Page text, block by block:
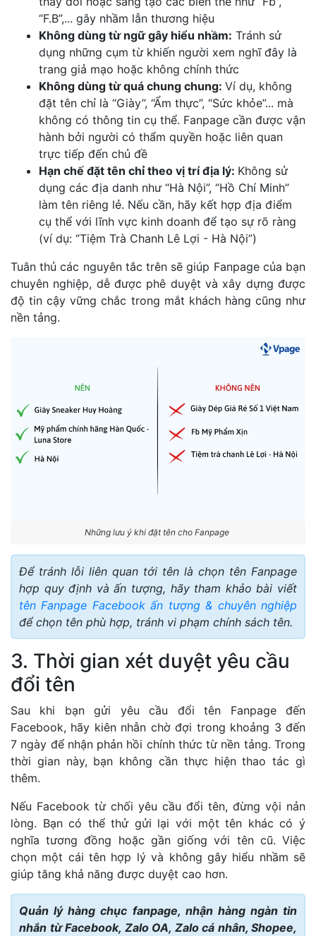
“F.B”,... gây nhầm lẫn thương hiệu
Không dùng từ ngữ gây hiểu nhầm: Tránh sử
dụng những cụm từ khiến người xem nghĩ đây là
trang giả mạo hoặc không chính thức
Không dùng từ quá chung chung: Ví dụ, không
đặt tên chỉ là “Giày”, “Ẩm thực”, “Sức khỏe”... mà
không có thông tin cụ thể. Fanpage cần được vận
hành bởi người có thẩm quyền hoặc liên quan
trực tiếp đến chủ đề
Hạn chế đặt tên chỉ theo vị trí địa lý: Không sử
dụng các địa danh như “Hà Nội”, “Hồ Chí Minh”
làm tên riêng lẻ. Nếu cần, hãy kết hợp địa điểm
cụ thể với lĩnh vực kinh doanh để tạo sự rõ ràng
(ví dụ: “Tiệm Trà Chanh Lê Lợi - Hà Nội”)
Tuân thủ các nguyên tắc trên sẽ giúp Fanpage của bạn
chuyên nghiệp, dễ được phê duyệt và xây dựng được
độ tin cậy vững chắc trong mắt khách hàng cũng như
nền tảng.
Những lưu ý khi đặt tên cho Fanpage
Để tránh lỗi liên quan tới tên là chọn tên Fanpage
hợp quy định và ấn tượng, hãy tham khảo bài viết
tên Fanpage Facebook ấn tượng & chuyên nghiệp
để chọn tên phù hợp, tránh vi phạm chính sách tên.
3. Thời gian xét duyệt yêu cầu
đổi tên
Sau khi bạn gửi yêu cầu đổi tên Fanpage đến
Facebook, hãy kiên nhẫn chờ đợi trong khoảng 3 đến
7 ngày để nhận phản hồi chính thức từ nền tảng. Trong
thời gian này, bạn không cần thực hiện thao tác gì
thêm.
Nếu Facebook từ chối yêu cầu đổi tên, đừng vội nản
lòng. Bạn có thể thử gửi lại với một tên khác có ý
nghĩa tương đồng hoặc gần giống với tên cũ. Việc
chọn một cái tên hợp lý và không gây hiểu nhầm sẽ
giúp tăng khả năng được duyệt cao hơn.
Quản lý hàng chục fanpage, nhận hàng ngàn tin
nhắn từ Facebook, Zalo OA, Zalo cá nhân, Shopee,